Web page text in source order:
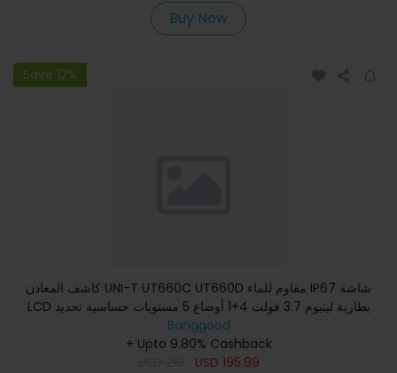
Buy Now
Save 12%
كاشف المعادن UNI-T UT660C UT660D مقاوم للماء IP67 شاشة
LCD بطارية ليثيوم 3.7 فولت 4+1 أوضاع 5 مستويات حساسية تحديد
الأهد
Banggood
+ Upto 9.80% Cashback
USD 195.99